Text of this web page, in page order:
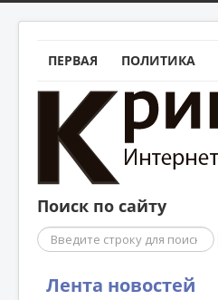
ПЕРВАЯ ПОЛИТИКА
Поиск по сайту
Поиск
Лента новостей